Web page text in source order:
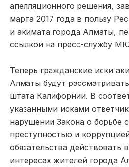
апелляционного решения,
марта 2017 года в пользу
и акимата города Алматы,
ссылкой на пресс-службу
Теперь гражданские иски
Алматы будут
штата Калифорнии. В
указанными исками
нарушении Закона о борьбе
преступностью и
обязательства действовать
интересах жителей города